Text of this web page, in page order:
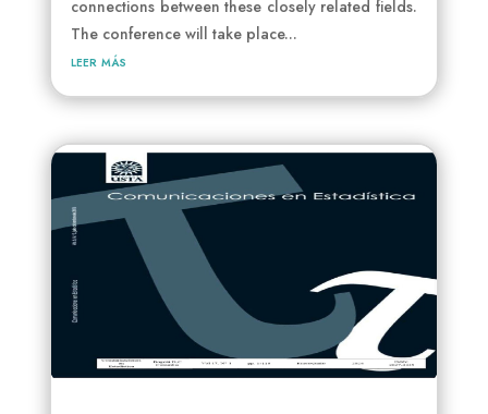
connections between these closely related fields.
The conference will take place...
leer más